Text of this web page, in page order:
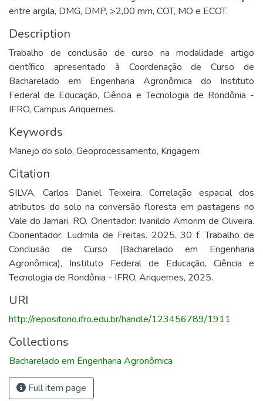
entre argila, DMG, DMP, >2,00 mm, COT, MO e ECOT.
Description
Trabalho de conclusão de curso na modalidade artigo
científico apresentado à Coordenação de Curso de
Bacharelado em Engenharia Agronômica do Instituto
Federal de Educação, Ciência e Tecnologia de Rondônia -
IFRO, Campus Ariquemes.
Keywords
Manejo do solo, Geoprocessamento, Krigagem
Citation
SILVA, Carlos Daniel Teixeira. Correlação espacial dos
atributos do solo na conversão floresta em pastagens no
Vale do Jamari, RO. Orientador: Ivanildo Amorim de Oliveira.
Coorientador: Ludmila de Freitas. 2025. 30 f. Trabalho de
Conclusão de Curso (Bacharelado em Engenharia
Agronômica), Instituto Federal de Educação, Ciência e
Tecnologia de Rondônia - IFRO, Ariquemes, 2025.
URI
http://repositorio.ifro.edu.br/handle/123456789/1911
Collections
Bacharelado em Engenharia Agronômica
Full item page